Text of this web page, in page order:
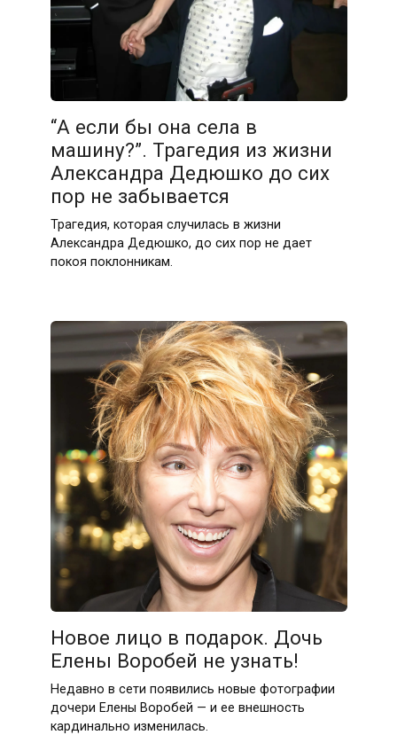
“А если бы она села в
машину?”. Трагедия из жизни
Александра Дедюшко до сих
пор не забывается
Трагедия, которая случилась в жизни
Александра Дедюшко, до сих пор не дает
покоя поклонникам.
Новое лицо в подарок. Дочь
Елены Воробей не узнать!
Недавно в сети появились новые фотографии
дочери Елены Воробей — и ее внешность
кардинально изменилась.